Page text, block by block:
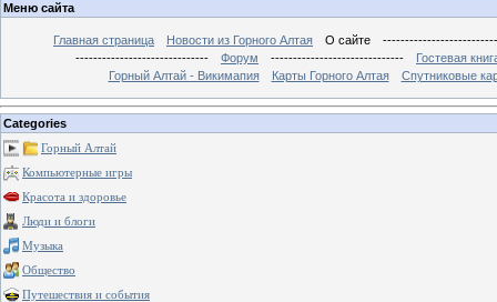
Меню сайта
Главная страница Новости из Горного Алтая О сайте
------------------------------
Форум ------------------------------
Гостевая
Горный Алтай - Викимапия
Карты Горного Алтая Спутниковые
Categories
Горный Алтай
Компьютерные игры
Красота и здоровье
Люди и блоги
Музыка
Общество
Путешествия и события